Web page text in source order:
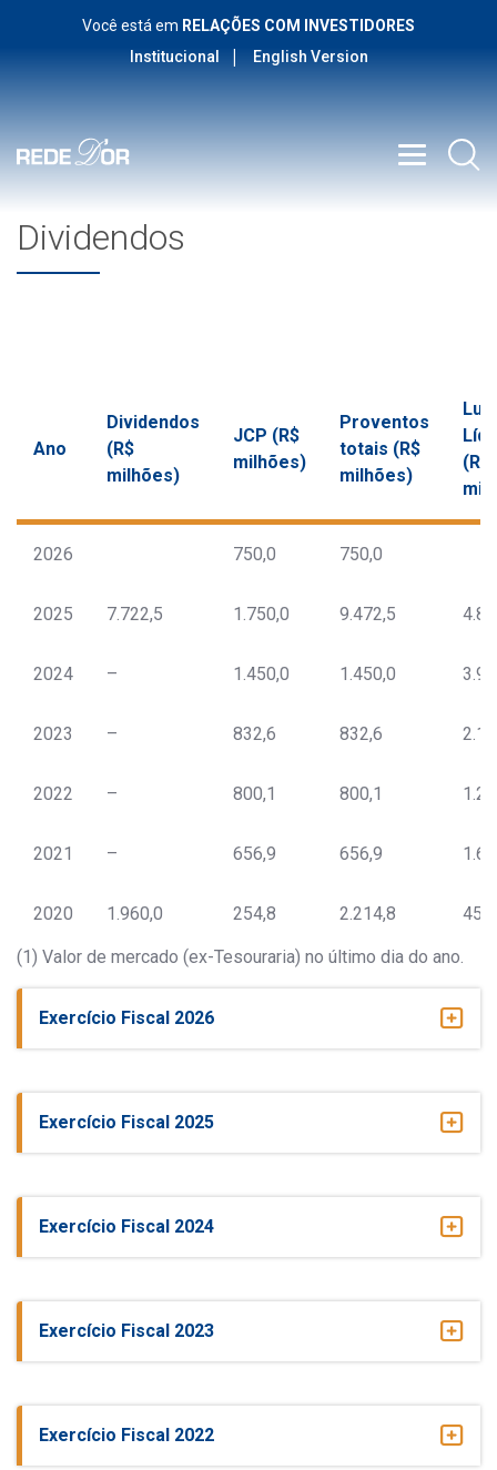
Você está em RELAÇÕES COM INVESTIDORES
Institucional
English Version
Dividendos
Ano
Dividendos
(R$
milhões)
JCP (R$
milhões)
Proventos
totais (R$
milhões)
(R$
2026 750,0 750,0
2025 7.722,5 1.750,0 9.472,5
2024 – 1.450,0 1.450,0
2023 – 832,6 832,6
2022 – 800,1 800,1
2021 – 656,9 656,9
2020 1.960,0 254,8 2.214,8
(1) Valor de mercado (ex-Tesouraria) no último dia do ano.
Exercício Fiscal 2026
Exercício Fiscal 2025
Exercício Fiscal 2024
Exercício Fiscal 2023
Exercício Fiscal 2022